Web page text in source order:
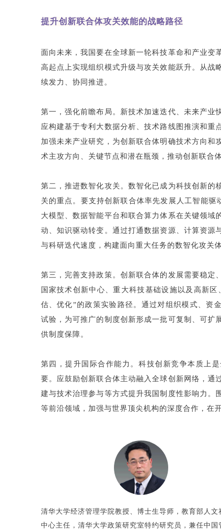
提升创新联合体攻关效能的战略路径
面向未来，我国要在全球新一轮科技革命和产业变
高起点上实现组织模式升级与攻关效能跃升。从战
续发力、协同推进。
第一，强化前瞻布局。新技术加速迭代、未来产业
应构建基于专利大数据分析、技术路线图推演和重
加强未来产业研究，为创新联合体明确技术方向和
术主攻方向、关键节点和潜在瓶颈，推动创新联合
第二，推进数智化攻关。数智化已成为科技创新的
关的重点。要支持创新联合体率先发展人工智能
大模型、数据智能平台和联合算力体系在关键领域
动、知识驱动转变。通过打通数据资源、计算资源
与科研迭代速度，构建面向重大任务的数智化攻关
第三，完善支持政策。创新联合体的发展需要稳定
国家技术创新中心、重大科技基础设施以及高新
估、优化”的政策实验路径。通过对组织模式、资
试验，为可推广的制度创新形成一批可复制、可扩
供制度保障。
第四，提升国际合作能力。科技创新竞争本质上
要。应鼓励创新联合体主动融入全球创新网络，通
建与技术治理参与等方式提升我国制度性影响力。
等前沿领域，加强与世界顶尖机构的深度合作，在
清华大学经济管理学院教授、博士生导师，教育部人
中心主任，清华大学政策研究室特约研究员，兼任中